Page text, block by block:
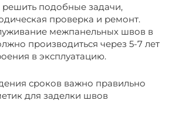
решить подобные задачи,
проверка и ремонт.
межпанельных швов в
производиться через 5-7 лет
в эксплуатацию.
сроков важно правильно
для заделки швов